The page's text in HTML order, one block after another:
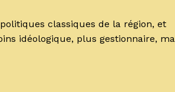
classiques de la région, et
idéologique, plus gestionnaire,